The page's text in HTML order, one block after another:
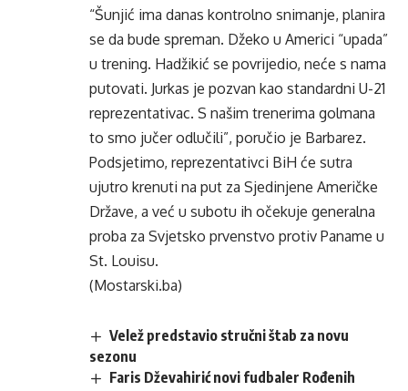
“Šunjić ima danas kontrolno snimanje, planira
se da bude spreman. Džeko u Americi “upada”
u trening. Hadžikić se povrijedio, neće s nama
putovati. Jurkas je pozvan kao standardni U-21
reprezentativac. S našim trenerima golmana
to smo jučer odlučili”, poručio je Barbarez.
Podsjetimo, reprezentativci BiH će sutra
ujutro krenuti na put za Sjedinjene Američke
Države, a već u subotu ih očekuje generalna
proba za Svjetsko prvenstvo protiv Paname u
St. Louisu.
(Mostarski.ba)
Velež predstavio stručni štab za novu
sezonu
Faris Dževahirić novi fudbaler Rođenih